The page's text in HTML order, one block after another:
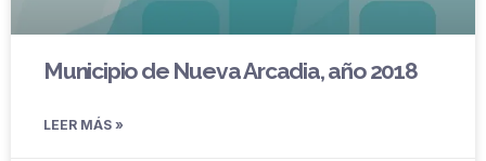
Municipio de Nueva Arcadia, año 2018
LEER MÁS »